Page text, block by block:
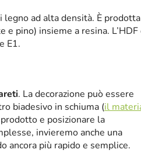
legno ad alta densità. È prodotta
pino) insieme a resina. L’HDF
E1.
. La decorazione può essere
biadesivo in schiuma (il
e posizionare la
invieremo anche una
ancora più rapido e semplice.